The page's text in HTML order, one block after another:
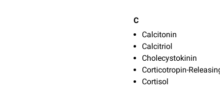
C
Calcitonin
Calcitriol
Cholecystokinin
Corticotropin-
Cortisol